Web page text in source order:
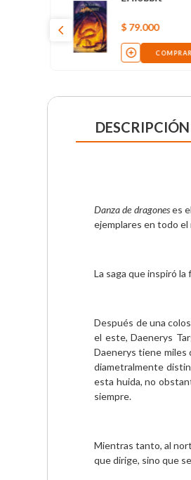
$ 79.000
DESCRIPCIÓN
Danza de dragones es
ejemplares en todo el
La saga que inspiró
Después de una
el este, Daenerys
Daenerys tiene miles
diametralmente
esta huida, no
siempre.
Mientras tanto, al
que dirige, sino que